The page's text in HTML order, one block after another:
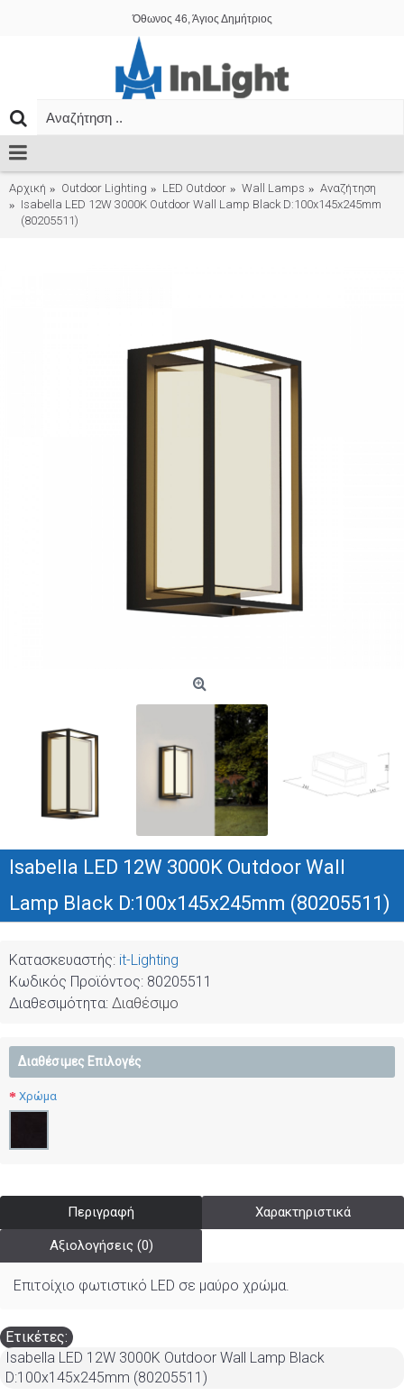
Όθωνος 46, Άγιος Δημήτριος
Αρχική Outdoor Lighting LED Outdoor Wall Lamps
Αναζήτηση
Isabella LED 12W 3000K Outdoor Wall Lamp Black D:100x145x245mm
(80205511)
Isabella LED 12W 3000K Outdoor Wall
Lamp Black D:100x145x245mm (80205511)
Κατασκευαστής: it-Lighting
Κωδικός Προϊόντος: 80205511
Διαθεσιμότητα: Διαθέσιμο
Διαθέσιμες Επιλογές
Χρώμα
Περιγραφή Χαρακτηριστικά
Αξιολογήσεις (0)
Επιτοίχιο φωτιστικό LED σε μαύρο χρώμα.
Ετικέτες:
Isabella LED 12W 3000K Outdoor Wall Lamp Black
D:100x145x245mm (80205511)